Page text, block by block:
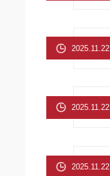
2025.11.22
2025.11.22
2025.11.22